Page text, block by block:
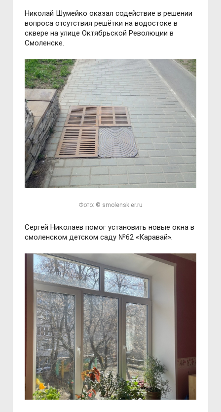
Николай Шумейко оказал содействие в решении
вопроса отсутствия решётки на водостоке в
сквере на улице Октябрьской Революции в
Смоленске.
Фото: © smolensk.er.ru
Сергей Николаев помог установить новые окна в
смоленском детском саду №62 «Каравай».